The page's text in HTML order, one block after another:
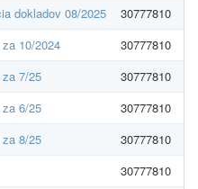
dokladov 08/2025 30777810
10/2024 30777810
7/25 30777810
6/25 30777810
8/25 30777810
30777810